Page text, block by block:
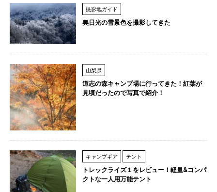
撮影地ガイド
奥日光の雪景色を撮影してきた
山梨県
道志の森キャンプ場に行ってきた！紅葉が
見頃だったので写真で紹介！
キャンプギア テント
トレックライズ１をレビュー！軽量&コンパ
クトな一人用万能テント